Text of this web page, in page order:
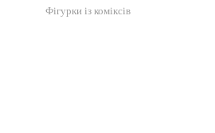
Фігурки із коміксів